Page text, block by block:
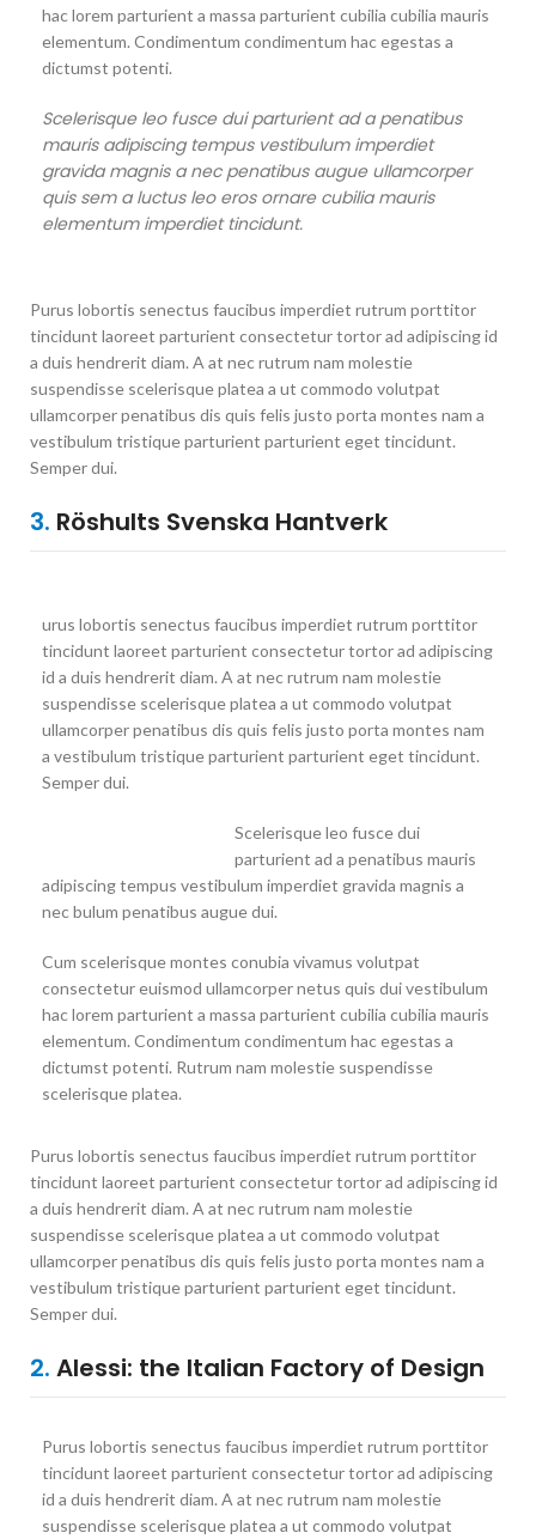
hac lorem parturient a massa parturient cubilia cubilia mauris
elementum. Condimentum condimentum hac egestas a
dictumst potenti.
Scelerisque leo fusce dui parturient ad a penatibus
mauris adipiscing tempus vestibulum imperdiet
gravida magnis a nec penatibus augue ullamcorper
quis sem a luctus leo eros ornare cubilia mauris
elementum imperdiet tincidunt.
Purus lobortis senectus faucibus imperdiet rutrum porttitor
tincidunt laoreet parturient consectetur tortor ad adipiscing id
a duis hendrerit diam. A at nec rutrum nam molestie
suspendisse scelerisque platea a ut commodo volutpat
ullamcorper penatibus dis quis felis justo porta montes nam a
vestibulum tristique parturient parturient eget tincidunt.
Semper dui.
3. Röshults Svenska Hantverk
urus lobortis senectus faucibus imperdiet rutrum porttitor
tincidunt laoreet parturient consectetur tortor ad adipiscing
id a duis hendrerit diam. A at nec rutrum nam molestie
suspendisse scelerisque platea a ut commodo volutpat
ullamcorper penatibus dis quis felis justo porta montes nam
a vestibulum tristique parturient parturient eget tincidunt.
Semper dui.
Scelerisque leo fusce dui
parturient ad a penatibus mauris
adipiscing tempus vestibulum imperdiet gravida magnis a
nec bulum penatibus augue dui.
Cum scelerisque montes conubia vivamus volutpat
consectetur euismod ullamcorper netus quis dui vestibulum
hac lorem parturient a massa parturient cubilia cubilia mauris
elementum. Condimentum condimentum hac egestas a
dictumst potenti. Rutrum nam molestie suspendisse
scelerisque platea.
Purus lobortis senectus faucibus imperdiet rutrum porttitor
tincidunt laoreet parturient consectetur tortor ad adipiscing id
a duis hendrerit diam. A at nec rutrum nam molestie
suspendisse scelerisque platea a ut commodo volutpat
ullamcorper penatibus dis quis felis justo porta montes nam a
vestibulum tristique parturient parturient eget tincidunt.
Semper dui.
2. Alessi: the Italian Factory of Design
Purus lobortis senectus faucibus imperdiet rutrum porttitor
tincidunt laoreet parturient consectetur tortor ad adipiscing
id a duis hendrerit diam. A at nec rutrum nam molestie
suspendisse scelerisque platea a ut commodo volutpat